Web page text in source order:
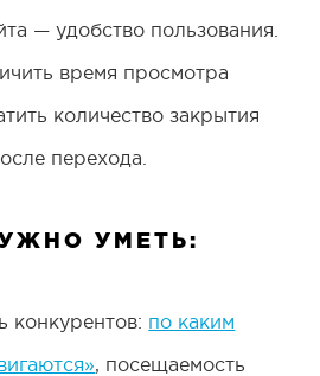
— удобство пользования.
время просмотра
количество закрытия
перехода.
УМЕТЬ:
конкурентов: по каким
, посещаемость